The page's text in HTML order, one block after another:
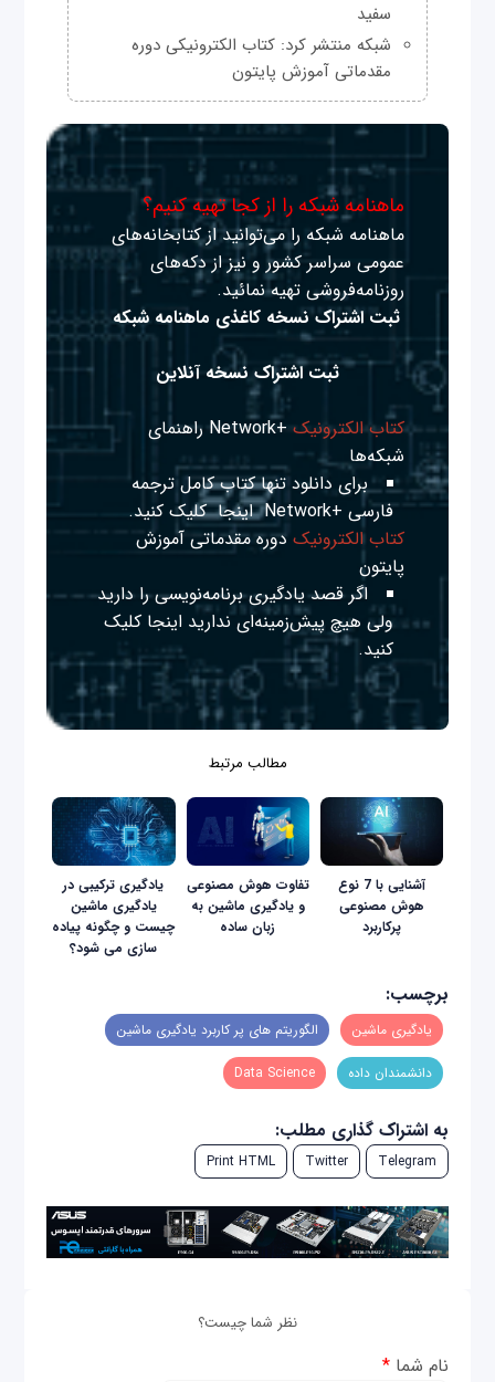
سفید
شبکه منتشر کرد: کتاب الکترونیکی دوره
مقدماتی آموزش پایتون
ماهنامه شبکه را از کجا تهیه کنیم؟
ماهنامه شبکه را می‌توانید از کتابخانه‌های
عمومی سراسر کشور و نیز از دکه‌های
روزنامه‌فروشی تهیه نمائید.
ثبت اشتراک نسخه کاغذی ماهنامه شبکه
ثبت اشتراک نسخه آنلاین
کتاب الکترونیک
+Network راهنمای
شبکه‌ها
برای دانلود تنها کتاب کامل ترجمه
فارسی +Network
اینجا کلیک کنید.
کتاب الکترونیک دوره مقدماتی آموزش
پایتون
اگر قصد یادگیری برنامه‌نویسی را دارید
ولی هیچ پیش‌زمینه‌ای نداریداینجا کلیک
کنید.
مطالب مرتبط
آشنایی با 7 نوع
هوش مصنوعی
پرکاربرد
تفاوت هوش مصنوعی
و یادگیری ماشین به
زبان ساده
یادگیری ترکیبی در
یادگیری ماشین
چیست و چگونه پیاده
سازی می شود؟
برچسب:
یادگیری ماشین الگوریتم های پر کاربرد یادگیری ماشین
دانشمندان داده Data Science
به اشتراک گذاری مطلب:
Telegram
Twitter
Print HTML
نظر شما چیست؟
نام شما*